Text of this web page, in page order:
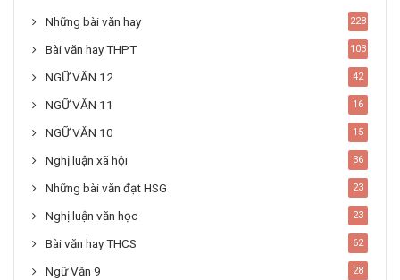
Những bài văn hay 228
Bài văn hay THPT 103
NGỮ VĂN 12 42
NGỮ VĂN 11 16
NGỮ VĂN 10 15
Nghị luận xã hội 36
Những bài văn đạt HSG 23
Nghị luận văn học 23
Bài văn hay THCS 62
Ngữ Văn 9 28